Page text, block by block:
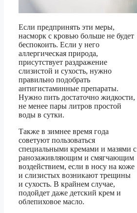
Если предпринять эти меры,
насморк с кровью больше не будет
беспокоить. Если у него
аллергическая природа,
присутствует раздражение
слизистой и сухость, нужно
правильно подобрать
антигистаминные препараты.
Нужно пить достаточно жидкости,
не менее пары литров простой
воды в сутки.
Также в зимнее время года
советуют пользоваться
специальными кремами и мазями с
ранозаживляющим и смягчающим
воздействием, если в носу на коже
и слизистых возникают трещины
и сухость. В крайнем случае,
подойдет даже детский крем и
облепиховое масло.